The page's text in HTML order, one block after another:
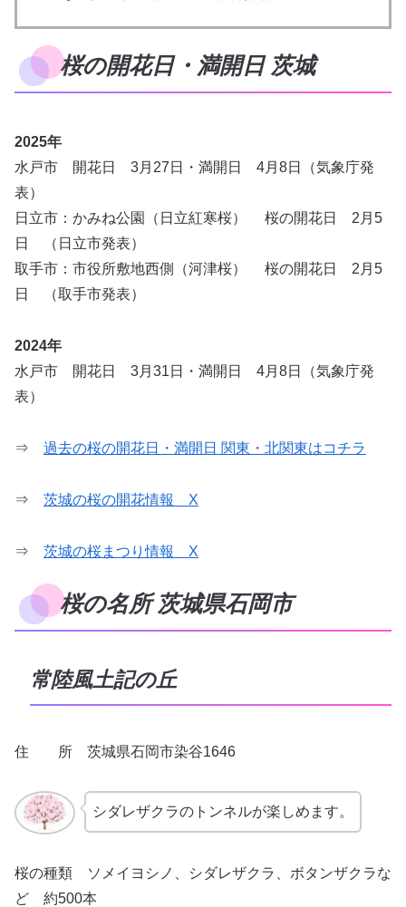
桜の開花日・満開日 茨城
2025年
水戸市 開花日 3月27日・満開日 4月8日（気象庁発
表）
日立市：かみね公園（日立紅寒桜） 桜の開花日 2月5
日 （日立市発表）
取手市：市役所敷地西側（河津桜） 桜の開花日 2月5
日 （取手市発表）
2024年
水戸市 開花日 3月31日・満開日 4月8日（気象庁発
表）
⇒ 過去の桜の開花日・満開日 関東・北関東はコチラ
⇒ 茨城の桜の開花情報 X
⇒ 茨城の桜まつり情報 X
桜の名所 茨城県石岡市
常陸風土記の丘
住 所 茨城県石岡市染谷1646
シダレザクラのトンネルが楽しめます。
桜の種類 ソメイヨシノ、シダレザクラ、ボタンザクラな
ど 約500本